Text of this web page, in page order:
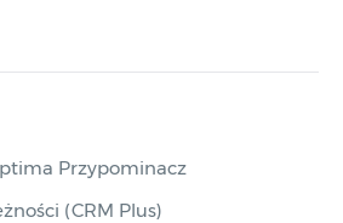
Przypominacz
(CRM Plus)